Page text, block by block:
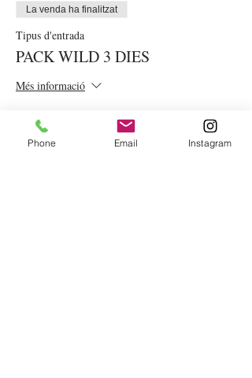
La venda ha finalitzat
Tipus d'entrada
PACK WILD 3 DIES
Més informació
75,00 €
Phone Email Instagram